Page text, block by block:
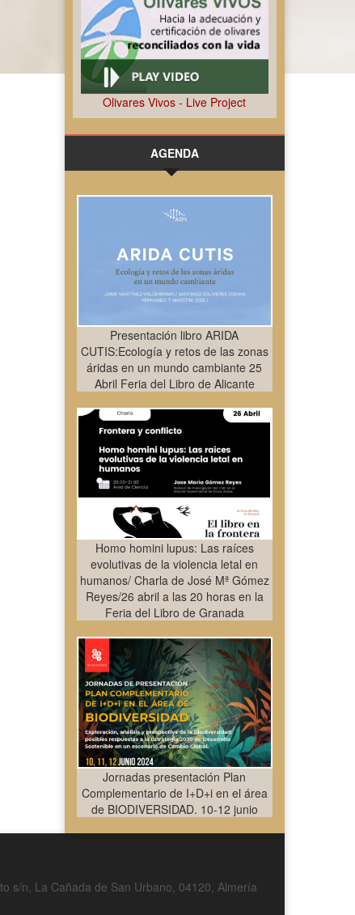
Olivares Vivos - Live Project
AGENDA
Presentación libro ARIDA
CUTIS:Ecología y retos de las zonas
áridas en un mundo cambiante 25
Abril Feria del Libro de Alicante
Homo homini lupus: Las raíces
evolutivas de la violencia letal en
humanos/ Charla de José Mª Gómez
Reyes/26 abril a las 20 horas en la
Feria del Libro de Granada
Jornadas presentación Plan
Complementario de I+D+i en el área
de BIODIVERSIDAD. 10-12 junio
s/n, La Cañada de San Urbano, 04120, Almería